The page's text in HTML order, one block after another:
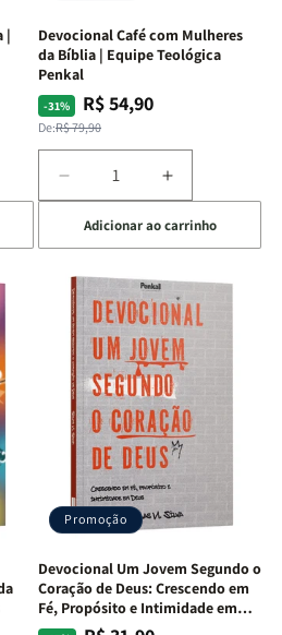
|
Devocional Café com Mulheres
da Bíblia | Equipe Teológica
Penkal
-31%
Preço
normal
De:R$ 79,90
Preço
promocional
R$ 54,90
Diminuir
a
quantidade
de
Devocional
Café
com
Mulheres
da
Bíblia
Equipe
Teológica
Penkal
Aumentar
a
quantidade
de
Devocional
Café
com
Mulheres
da
Bíblia
|
Equipe
Teológica
Penkal
Adicionar ao carrinho
Promoção
Devocional Um Jovem Segundo o
Coração de Deus: Crescendo em
Fé, Propósito e Intimidade em
Deus